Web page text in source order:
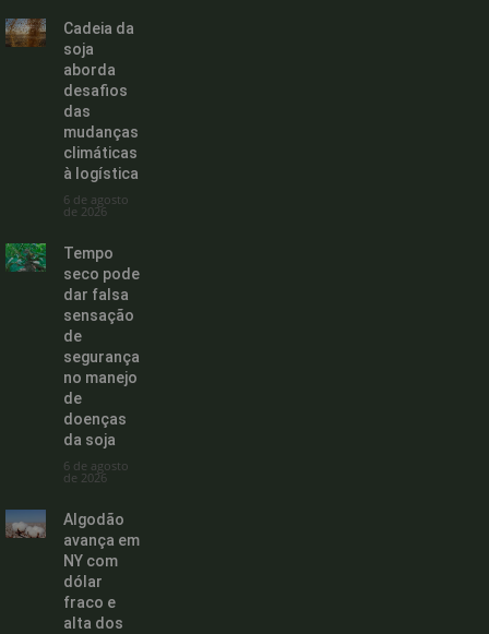
Cadeia da
soja
aborda
desafios
das
mudanças
climáticas
à logística
6 de agosto
de 2026
Tempo
seco pode
dar falsa
sensação
de
segurança
no manejo
de
doenças
da soja
6 de agosto
de 2026
Algodão
avança em
NY com
dólar
fraco e
alta dos